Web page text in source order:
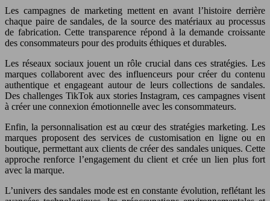
Les campagnes de marketing mettent en avant l’histoire derrière
chaque paire de sandales, de la source des matériaux au processus
de fabrication. Cette transparence répond à la demande croissante
des consommateurs pour des produits éthiques et durables.
Les réseaux sociaux jouent un rôle crucial dans ces stratégies. Les
marques collaborent avec des influenceurs pour créer du contenu
authentique et engageant autour de leurs collections de sandales.
Des challenges TikTok aux stories Instagram, ces campagnes visent
à créer une connexion émotionnelle avec les consommateurs.
Enfin, la personnalisation est au cœur des stratégies marketing. Les
marques proposent des services de customisation en ligne ou en
boutique, permettant aux clients de créer des sandales uniques. Cette
approche renforce l’engagement du client et crée un lien plus fort
avec la marque.
L’univers des sandales mode est en constante évolution, reflétant les